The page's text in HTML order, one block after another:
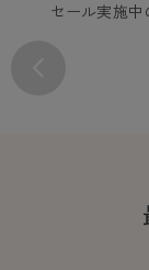
セール実施中